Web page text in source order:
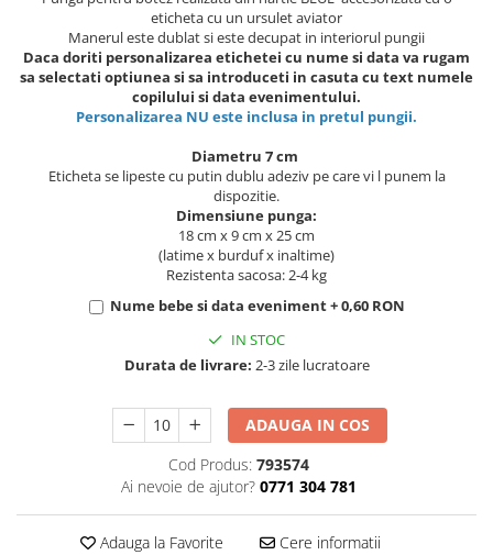
eticheta cu un ursulet aviator
Manerul este dublat si este decupat in interiorul pungii
Daca doriti personalizarea etichetei cu nume si data va rugam
sa selectati optiunea si sa introduceti in casuta cu text numele
copilului si data evenimentului.
Personalizarea NU este inclusa in pretul pungii.
Diametru 7 cm
Eticheta se lipeste cu putin dublu adeziv pe care vi l punem la
dispozitie.
Dimensiune punga:
18 cm x 9 cm x 25 cm
(latime x burduf x inaltime)
Rezistenta sacosa: 2-4 kg
Nume bebe si data eveniment + 0,60 RON
IN STOC
Durata de livrare: 2-3 zile lucratoare
ADAUGA IN COS
Cod Produs: 793574
Ai nevoie de ajutor? 0771 304 781
Adauga la Favorite Cere informatii